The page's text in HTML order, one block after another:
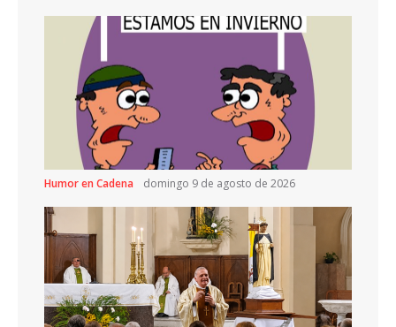
Humor en Cadena domingo 9 de agosto de 2026